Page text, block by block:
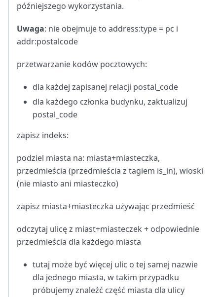
późniejszego wykorzystania.
Uwaga: nie obejmuje to address:type = pc i
addr:postalcode
przetwarzanie kodów pocztowych:
dla każdej zapisanej relacji postal_code
dla każdego członka budynku, zaktualizuj
postal_code
zapisz indeks:
podziel miasta na: miasta+miasteczka,
przedmieścia (przedmieścia z tagiem is_in), wioski
(nie miasto ani miasteczko)
zapisz miasta+miasteczka używając przedmieść
odczytaj ulicę z miast+miasteczek + odpowiednie
przedmieścia dla każdego miasta
tutaj może być więcej ulic o tej samej nazwie
dla jednego miasta, w takim przypadku
próbujemy znaleźć część miasta dla ulicy